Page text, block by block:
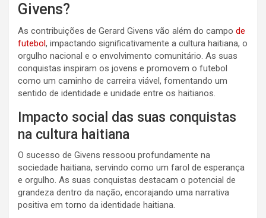
Givens?
As contribuições de Gerard Givens vão além do campo de
futebol, impactando significativamente a cultura haitiana, o
orgulho nacional e o envolvimento comunitário. As suas
conquistas inspiram os jovens e promovem o futebol
como um caminho de carreira viável, fomentando um
sentido de identidade e unidade entre os haitianos.
Impacto social das suas conquistas
na cultura haitiana
O sucesso de Givens ressoou profundamente na
sociedade haitiana, servindo como um farol de esperança
e orgulho. As suas conquistas destacam o potencial de
grandeza dentro da nação, encorajando uma narrativa
positiva em torno da identidade haitiana.